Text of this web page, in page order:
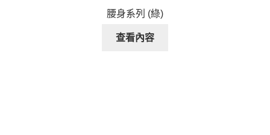
腰身系列 (綠)
查看內容